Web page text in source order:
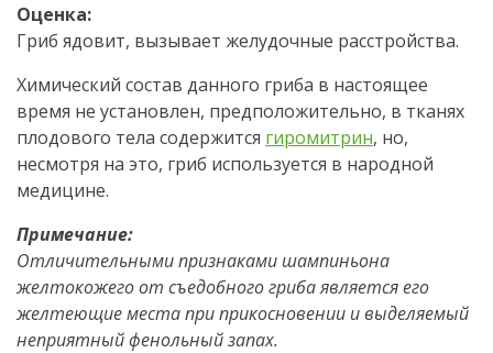
Оценка:
Гриб ядовит, вызывает желудочные расстройства.
Химический состав данного гриба в настоящее
время не установлен, предположительно, в тканях
плодового тела содержится гиромитрин, но,
несмотря на это, гриб используется в народной
медицине.
Примечание:
Отличительными признаками шампиньона
желтокожего от съедобного гриба является его
желтеющие места при прикосновении и выделяемый
неприятный фенольный запах.